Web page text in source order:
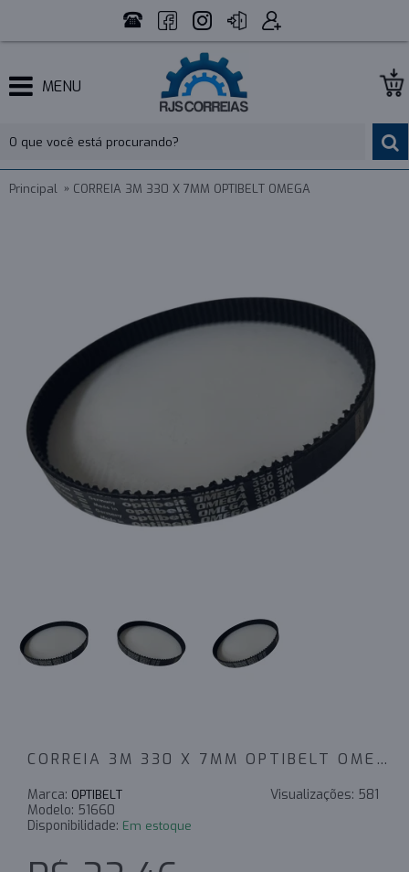
MENU
Principal CORREIA 3M 330 X 7MM OPTIBELT OMEGA
CORREIA 3M 330 X 7MM OPTIBELT OMEGA
Visualizações: 581
Marca: OPTIBELT
Modelo: 51660
Disponibilidade: Em estoque